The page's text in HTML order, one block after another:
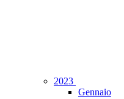
2023
Gennaio